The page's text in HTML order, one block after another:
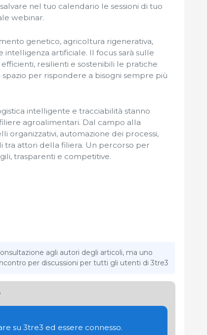
nel tuo calendario le sessioni di tuo
webinar.
genetico, agricoltura rigenerativa,
intelligenza artificiale. Il focus sarà sulle
resilienti e sostenibili le pratiche
per rispondere a bisogni sempre più
intelligente e tracciabilità stanno
agroalimentari. Dal campo alla
organizzativi, automazione dei processi,
tra attori della filiera. Un percorso per
trasparenti e competitive.
agli autori degli articoli, ma uno
per discussioni per tutti gli utenti di 3tre3
su 3tre3 ed essere connesso.